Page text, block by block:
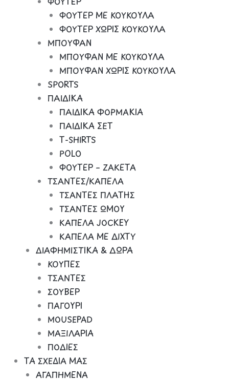
ΦΟΥΤΕΡ ΜΕ ΚΟΥΚΟΥΛΑ
ΦΟΥΤΕΡ ΧΩΡΙΣ ΚΟΥΚΟΥΛΑ
ΜΠΟΥΦΑΝ
ΜΠΟΥΦΑΝ ΜΕ ΚΟΥΚΟΥΛΑ
ΜΠΟΥΦΑΝ ΧΩΡΙΣ ΚΟΥΚΟΥΛΑ
SPORTS
ΠΑΙΔΙΚΑ
ΠΑΙΔΙΚΑ ΦΟΡΜΑΚΙΑ
ΠΑΙΔΙΚΑ ΣΕΤ
Τ-SHIRTS
POLO
ΦΟΥΤΕΡ – ΖΑΚΕΤΑ
ΤΣΑΝΤΕΣ/ΚΑΠΕΛΑ
ΤΣΑΝΤΕΣ ΠΛΑΤΗΣ
ΤΣΑΝΤΕΣ ΩΜΟΥ
ΚΑΠΕΛΑ JOCKEY
ΚΑΠΕΛΑ ΜΕ ΔΙΧΤΥ
ΔΙΑΦΗΜΙΣΤΙΚΑ & ΔΩΡΑ
ΚΟΥΠΕΣ
ΤΣΑΝΤΕΣ
ΣΟΥΒΕΡ
ΠΑΓΟΥΡΙ
MOUSEPAD
ΜΑΞΙΛΑΡΙΑ
ΠΟΔΙΕΣ
ΤΑ ΣΧΕΔΙΑ ΜΑΣ
ΑΓΑΠΗΜΕΝΑ